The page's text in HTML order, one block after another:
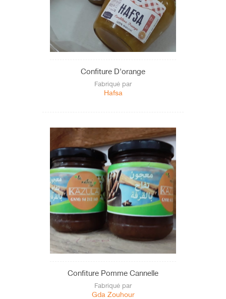
Confiture D'orange
Fabriqué par
Hafsa
Confiture Pomme Cannelle
Fabriqué par
Gda Zouhour